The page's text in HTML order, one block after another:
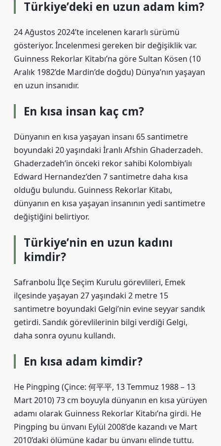
Türkiye’deki en uzun adam kim?
24 Ağustos 2024’te incelenen kararlı sürümü
gösteriyor. İncelenmesi gereken bir değişiklik var.
Guinness Rekorlar Kitabı’na göre Sultan Kösen (10
Aralık 1982’de Mardin’de doğdu) Dünya’nın yaşayan
en uzun insanıdır.
En kısa insan kaç cm?
Dünyanın en kısa yaşayan insanı 65 santimetre
boyundaki 20 yaşındaki İranlı Afshin Ghaderzadeh.
Ghaderzadeh’in önceki rekor sahibi Kolombiyalı
Edward Hernandez’den 7 santimetre daha kısa
olduğu bulundu. Guinness Rekorlar Kitabı,
dünyanın en kısa yaşayan insanının yedi santimetre
değiştiğini belirtiyor.
Türkiye’nin en uzun kadını
kimdir?
Safranbolu İlçe Seçim Kurulu görevlileri, Emek
ilçesinde yaşayan 27 yaşındaki 2 metre 15
santimetre boyundaki Gelgi’nin evine seyyar sandık
getirdi. Sandık görevlilerinin bilgi verdiği Gelgi,
daha sonra oyunu kullandı.
En kısa adam kimdir?
He Pingping (Çince: 何平平, 13 Temmuz 1988 – 13
Mart 2010) 73 cm boyuyla dünyanın en kısa yürüyen
adamı olarak Guinness Rekorlar Kitabı’na girdi. He
Pingping bu ünvanı Eylül 2008’de kazandı ve Mart
2010’daki ölümüne kadar bu ünvanı elinde tuttu.